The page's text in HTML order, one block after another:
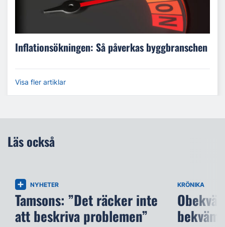
Inflationsökningen: Så påverkas byggbranschen
Visa fler artiklar
Läs också
NYHETER
Tamsons: ”Det räcker inte
att beskriva problemen”
KRÖNIKA
bekväma